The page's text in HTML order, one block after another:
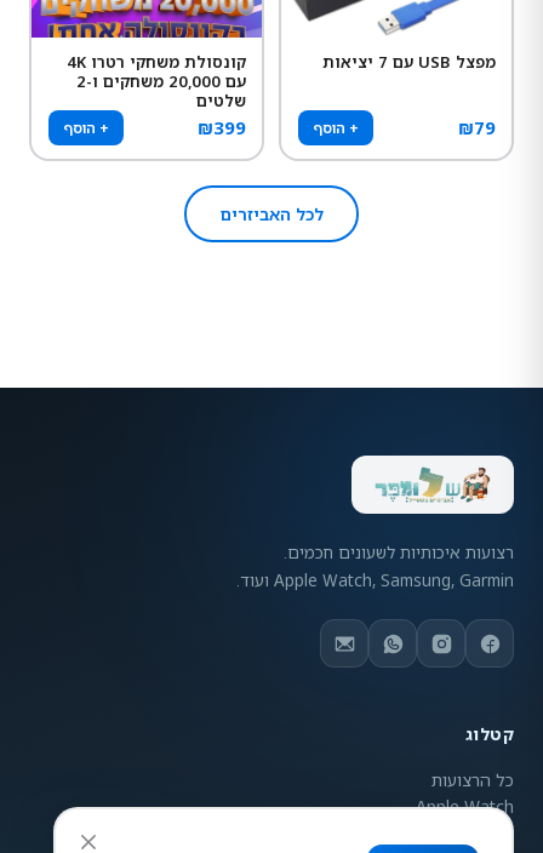
מפצל USB עם 7 יציאות
₪79 + הוסף
קונסולת משחקי רטרו 4K
עם 20,000 משחקים ו-2
שלטים
₪399 + הוסף
לכל האביזרים
רצועות איכותיות לשעונים חכמים.
Apple Watch, Samsung, Garmin ועוד.
קטלוג
כל הרצועות
Apple Watch
Samsung Galaxy